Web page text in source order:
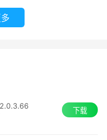
分BUG
题
下载